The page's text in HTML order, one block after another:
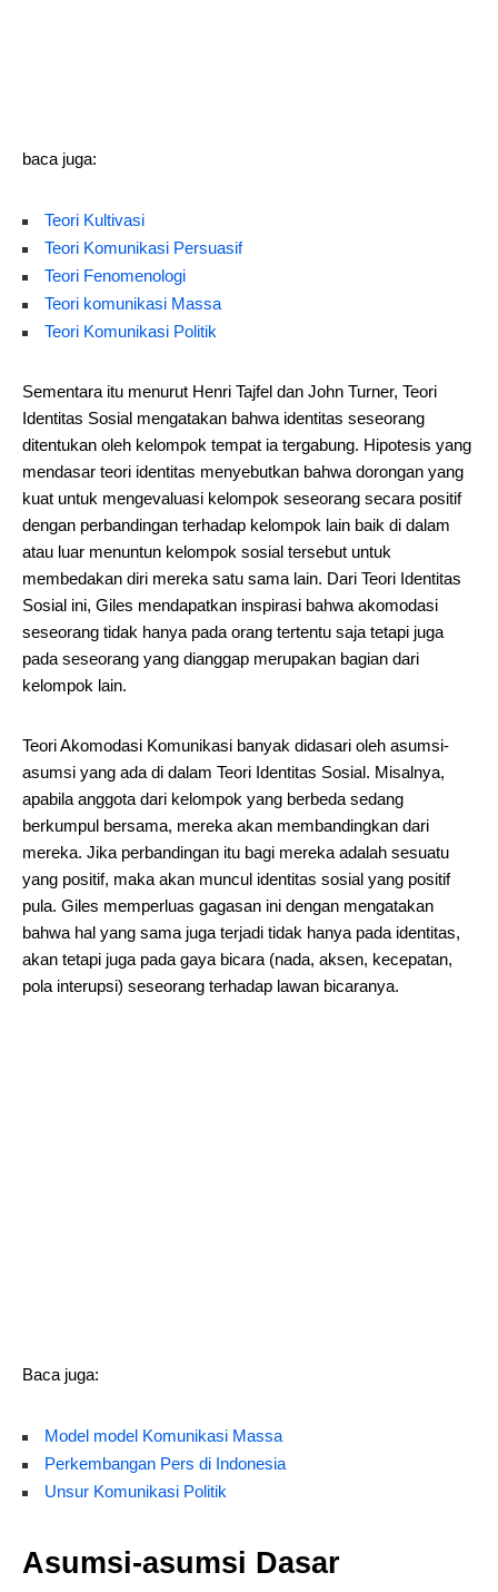
baca juga:
Teori Kultivasi
Teori Komunikasi Persuasif
Teori Fenomenologi
Teori komunikasi Massa
Teori Komunikasi Politik
Sementara itu menurut Henri Tajfel dan John Turner, Teori
Identitas Sosial mengatakan bahwa identitas seseorang
ditentukan oleh kelompok tempat ia tergabung. Hipotesis yang
mendasar teori identitas menyebutkan bahwa dorongan yang
kuat untuk mengevaluasi kelompok seseorang secara positif
dengan perbandingan terhadap kelompok lain baik di dalam
atau luar menuntun kelompok sosial tersebut untuk
membedakan diri mereka satu sama lain. Dari Teori Identitas
Sosial ini, Giles mendapatkan inspirasi bahwa akomodasi
seseorang tidak hanya pada orang tertentu saja tetapi juga
pada seseorang yang dianggap merupakan bagian dari
kelompok lain.
Teori Akomodasi Komunikasi banyak didasari oleh asumsi-
asumsi yang ada di dalam Teori Identitas Sosial. Misalnya,
apabila anggota dari kelompok yang berbeda sedang
berkumpul bersama, mereka akan membandingkan dari
mereka. Jika perbandingan itu bagi mereka adalah sesuatu
yang positif, maka akan muncul identitas sosial yang positif
pula. Giles memperluas gagasan ini dengan mengatakan
bahwa hal yang sama juga terjadi tidak hanya pada identitas,
akan tetapi juga pada gaya bicara (nada, aksen, kecepatan,
pola interupsi) seseorang terhadap lawan bicaranya.
Baca juga:
Model model Komunikasi Massa
Perkembangan Pers di Indonesia
Unsur Komunikasi Politik
Asumsi-asumsi Dasar